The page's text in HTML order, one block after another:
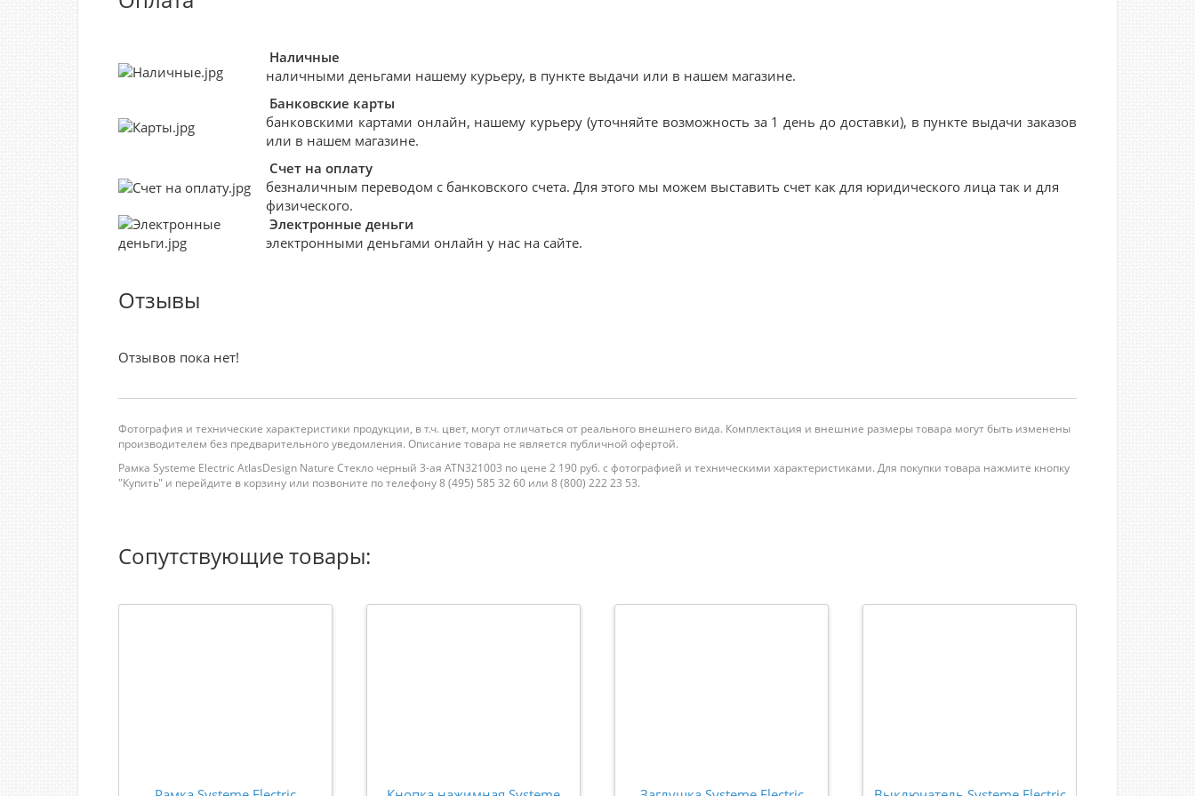
Наличные
наличными деньгами нашему курьеру, в пункте выдачи или в нашем магазине.
Банковские карты
банковскими картами онлайн, нашему курьеру (уточняйте возможность за 1 день до доставки), в пункте выдачи заказов
или в нашем магазине.
Счет на оплату
безналичным переводом с банковского счета. Для этого мы можем выставить счет как для юридического лица так и для
физического.
Электронные деньги
электронными деньгами онлайн у нас на сайте.
Отзывы
Отзывов пока нет!
Фотография и технические характеристики продукции, в т.ч. цвет, могут отличаться от реального внешнего вида. Комплектация и внешние размеры товара могут быть изменены
производителем без предварительного уведомления. Описание товара не является публичной офертой.
Рамка Systeme Electric AtlasDesign Nature Стекло черный 3-ая ATN321003 по цене 2 190 руб. с фотографией и техническими характеристиками. Для покупки товара нажмите кнопку
"Купить" и перейдите в корзину или позвоните по телефону 8 (495) 585 32 60 или 8 (800) 222 23 53.
Сопутствующие товары: